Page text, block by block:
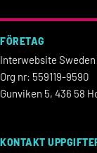
FÖRETAG
Interwebsite Sweden
Org nr: 559119-9590
Gunviken 5, 436 58
KONTAKT